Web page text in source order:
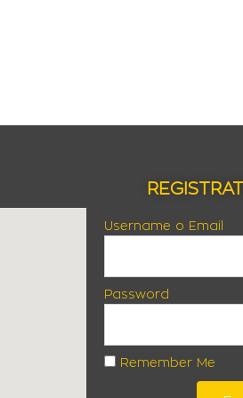
Username o Email
Password
Remember Me